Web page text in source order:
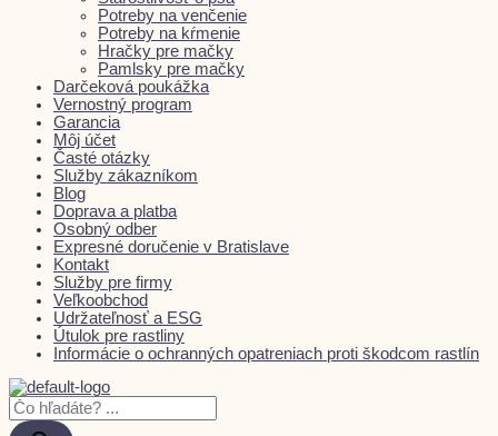
Potreby na venčenie
Potreby na kŕmenie
Hračky pre mačky
Pamlsky pre mačky
Darčeková poukážka
Vernostný program
Garancia
Môj účet
Časté otázky
Služby zákazníkom
Blog
Doprava a platba
Osobný odber
Expresné doručenie v Bratislave
Kontakt
Služby pre firmy
Veľkoobchod
Udržateľnosť a ESG
Útulok pre rastliny
Informácie o ochranných opatreniach proti škodcom rastlín